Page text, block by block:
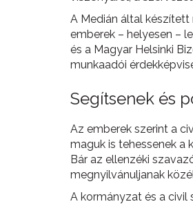
A Medián által készített
emberek – helyesen –
és a Magyar Helsinki
munkaadói
Segítsenek és
Az emberek szerint a
maguk is tehessenek a
Bár az ellenzéki
megnyilvánuljanak
A kormányzat és a civil